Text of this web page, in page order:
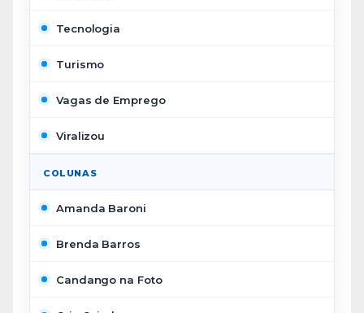
Tecnologia
Turismo
Vagas de Emprego
Viralizou
COLUNAS
Amanda Baroni
Brenda Barros
Candango na Foto